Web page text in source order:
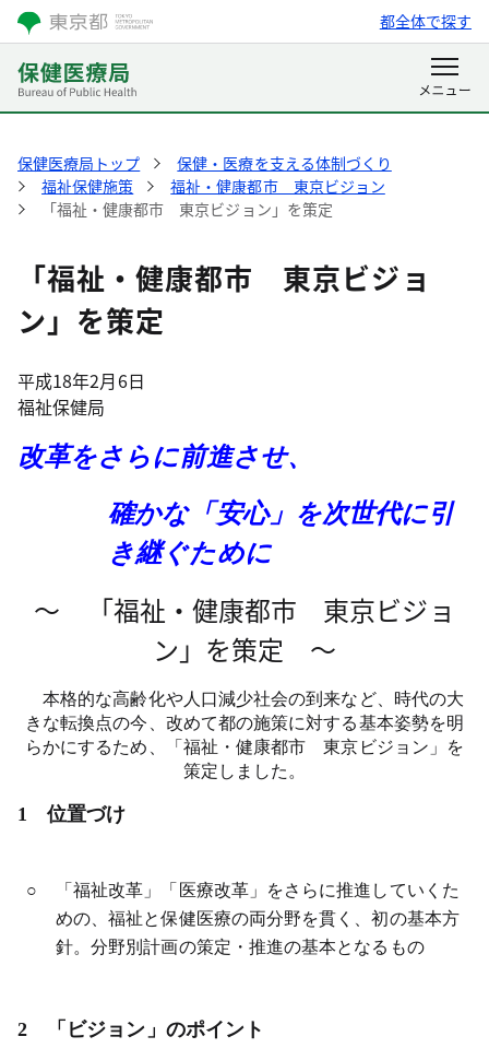
都全体で探す
保健医療局トップ
保健・医療を支える体制づくり
福祉保健施策
福祉・健康都市 東京ビジョン
「福祉・健康都市 東京ビジョン」を策定
「福祉・健康都市 東京ビジョ
ン」を策定
平成18年2月6日
福祉保健局
改革をさらに前進させ、
確かな「安心」を次世代に引
き継ぐために
～ 「福祉・健康都市 東京ビジョ
ン」を策定 ～
本格的な高齢化や人口減少社会の到来など、時代の大
きな転換点の今、改めて都の施策に対する基本姿勢を明
らかにするため、「福祉・健康都市 東京ビジョン」を
策定しました。
1 位置づけ
○
「福祉改革」「医療改革」をさらに推進していくた
めの、福祉と保健医療の両分野を貫く、初の基本方
針。分野別計画の策定・推進の基本となるもの
2 「ビジョン」のポイント